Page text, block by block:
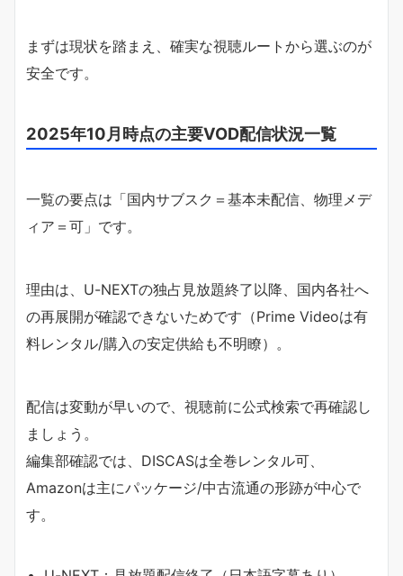
まずは現状を踏まえ、確実な視聴ルートから選ぶのが
安全です。
2025年10月時点の主要VOD配信状況一覧
一覧の要点は「国内サブスク＝基本未配信、物理メデ
ィア＝可」です。
理由は、U-NEXTの独占見放題終了以降、国内各社へ
の再展開が確認できないためです（Prime Videoは有
料レンタル/購入の安定供給も不明瞭）。
配信は変動が早いので、視聴前に公式検索で再確認し
ましょう。
編集部確認では、DISCASは全巻レンタル可、
Amazonは主にパッケージ/中古流通の形跡が中心で
す。